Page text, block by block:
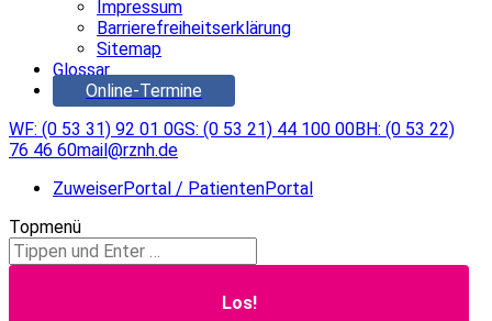
Impressum
Barrierefreiheitserklärung
Sitemap
Glossar
Online-Termine
WF: (0 53 31) 92 01 0GS: (0 53 21) 44 100 00BH: (0 53 22)
76 46 60mail@rznh.de
ZuweiserPortal / PatientenPortal
Topmenü
Search: